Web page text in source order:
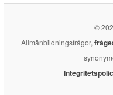
©
Allmänbildningsfrågor,
|